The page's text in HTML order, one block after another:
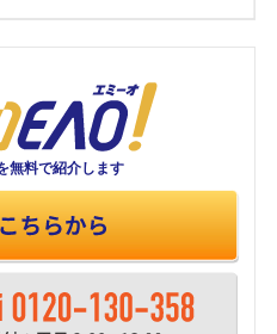
無料で紹介します